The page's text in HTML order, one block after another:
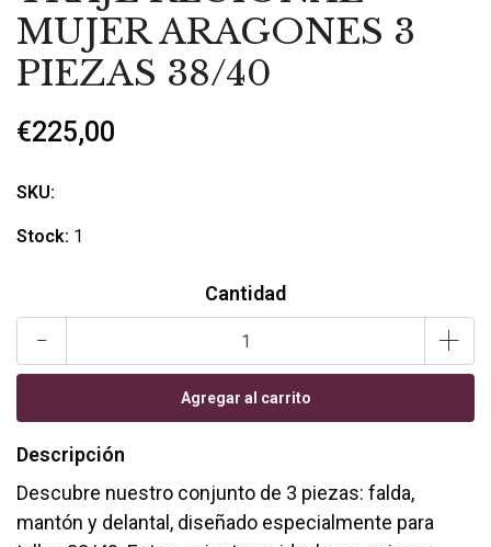
MUJER ARAGONES 3
PIEZAS 38/40
€225,00
SKU:
Stock: 1
Cantidad
- +
Descripción
Descubre nuestro conjunto de 3 piezas: falda,
mantón y delantal, diseñado especialmente para